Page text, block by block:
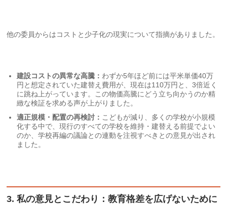
他の委員からはコストと少子化の現実について指摘がありました。
建設コストの異常な高騰： わずか5年ほど前には平米単価40万
円と想定されていた建替え費用が、現在は110万円と、3倍近く
に跳ね上がっています。この物価高騰にどう立ち向かうのか精
緻な検証を求める声が上がりました。
適正規模・配置の再検討： こどもが減り、多くの学校が小規模
化する中で、現行のすべての学校を維持・建替える前提でよい
のか、学校再編の議論との連動を注視すべきとの意見が出され
ました。
3. 私の意見とこだわり：教育格差を広げないために